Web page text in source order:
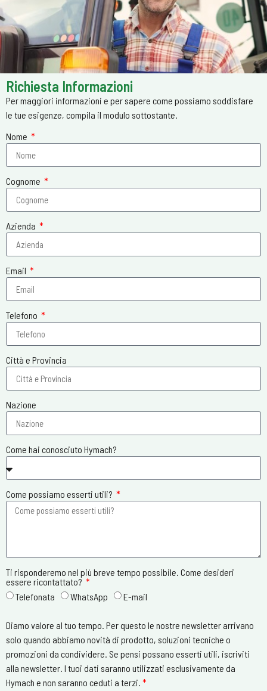
Richiesta Informazioni
Per maggiori informazioni e per sapere come possiamo soddisfare
le tue esigenze, compila il modulo sottostante.
Nome
Cognome
Azienda
Email
Telefono
Città e Provincia
Nazione
Come hai conosciuto Hymach?
Come possiamo esserti utili?
Ti risponderemo nel più breve tempo possibile. Come desideri
essere ricontattato?
Telefonata
WhatsApp E-mail
Diamo valore al tuo tempo. Per questo le nostre newsletter arrivano
solo quando abbiamo novità di prodotto, soluzioni tecniche o
promozioni da condividere. Se pensi possano esserti utili, iscriviti
alla newsletter. I tuoi dati saranno utilizzati esclusivamente da
Hymach e non saranno ceduti a terzi. *